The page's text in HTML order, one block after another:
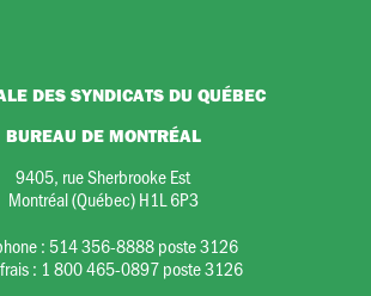
DES SYNDICATS DU QUÉBEC
BUREAU DE MONTRÉAL
9405, rue Sherbrooke Est
Montréal (Québec) H1L 6P3
: 514 356-8888 poste 3126
: 1 800 465-0897 poste 3126